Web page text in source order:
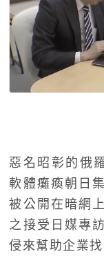
惡名昭彰的俄
軟體癱瘓朝日
被公開在暗網
之接受日媒專
侵來幫助企業找